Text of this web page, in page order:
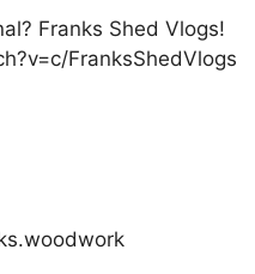
Franks Shed Vlogs!
FranksShedVlogs